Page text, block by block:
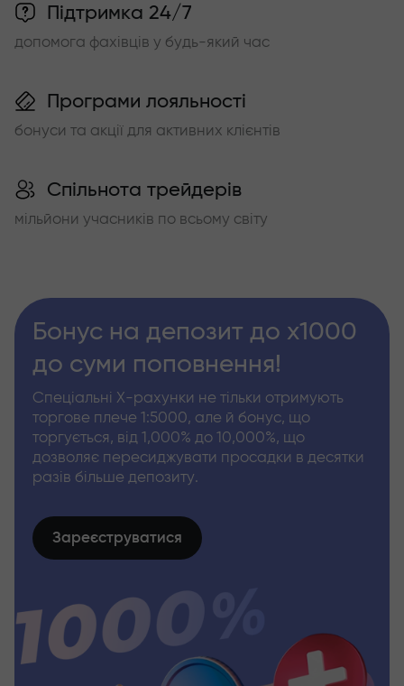
Підтримка 24/7
допомога фахівців у будь-який час
Програми лояльності
бонуси та акції для активних клієнтів
Спільнота трейдерів
мільйони учасників по всьому світу
Бонус на депозит до х1000
до суми поповнення!
Спеціальні Х-рахунки не тільки отримують
торгове плече 1:5000, але й бонус, що
торгується, від 1,000% до 10,000%, що
дозволяє пересиджувати просадки в десятки
разів більше депозиту.
Зареєструватися